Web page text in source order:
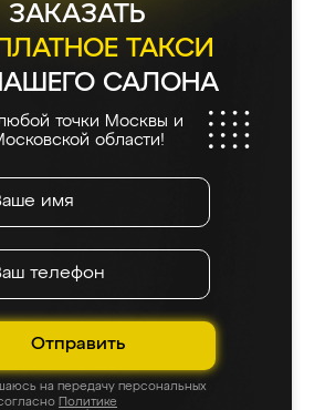
ЗАКАЗАТЬ
ТАКСИ
САЛОНА
точки Москвы и
области!
Отправить
на передачу персональных
Политике